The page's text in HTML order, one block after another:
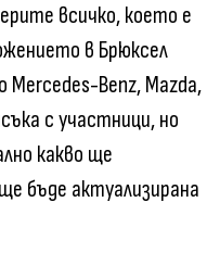
всичко, което е
в Брюксел
Mercedes-Benz, Mazda,
с участници, но
какво ще
бъде актуализирана